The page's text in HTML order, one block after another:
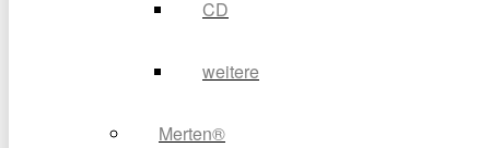
CD
weitere
Merten®